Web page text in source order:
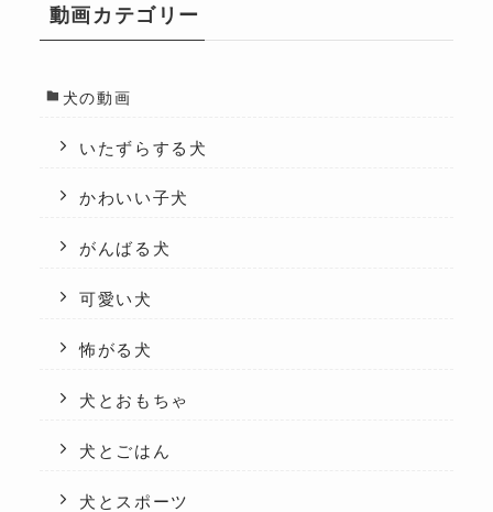
動画カテゴリー
犬の動画
いたずらする犬
かわいい子犬
がんばる犬
可愛い犬
怖がる犬
犬とおもちゃ
犬とごはん
犬とスポーツ